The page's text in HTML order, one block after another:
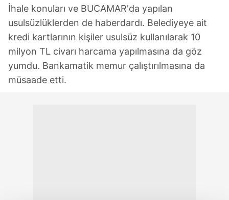
İhale konuları ve BUCAMAR'da yapılan
usulsüzlüklerden de haberdardı. Belediyeye ait
kredi kartlarının kişiler usulsüz kullanılarak 10
milyon TL civarı harcama yapılmasına da göz
yumdu. Bankamatik memur çalıştırılmasına da
müsaade etti.